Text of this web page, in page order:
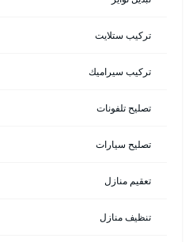
تركيب ستلايت
تركيب سيراميك
تصليح تلفونات
تصليح سيارات
تعقيم منازل
تنظيف منازل